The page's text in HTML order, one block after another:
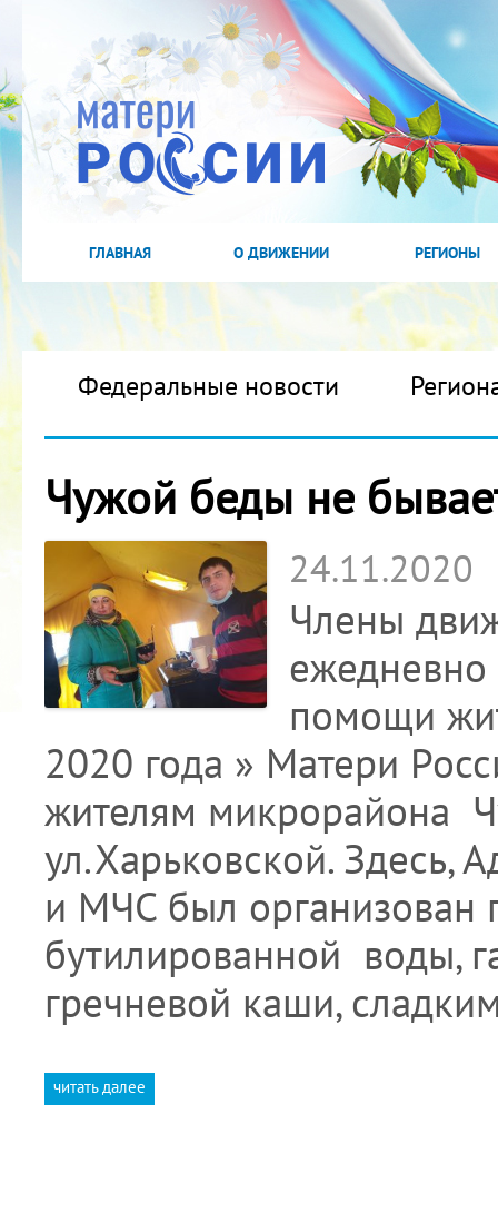
ГЛАВНАЯ О ДВИЖЕНИИ РЕГИОНЫ
Федеральные новости
Чужой беды не
24.11.2020
Члены
помощи
2020 года » Матери
жителям микрорайона
ул.Харьковской. Здесь,
и МЧС был организован
бутилированной воды,
гречневой каши,
читать далее